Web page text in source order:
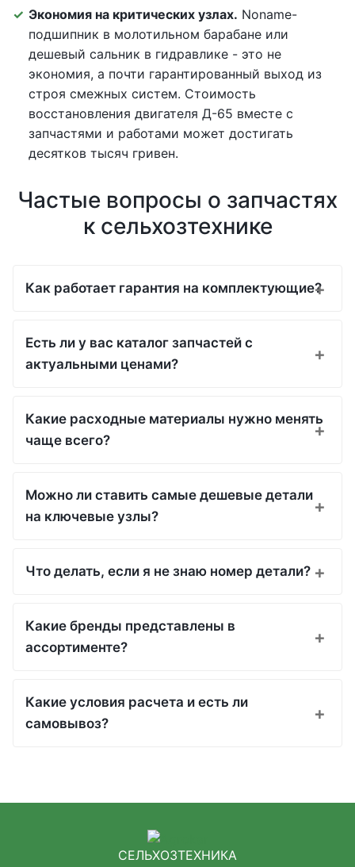
Экономия на критических узлах. Noname-
подшипник в молотильном барабане или
дешевый сальник в гидравлике - это не
экономия, а почти гарантированный выход из
строя смежных систем. Стоимость
восстановления двигателя Д-65 вместе с
запчастями и работами может достигать
десятков тысяч гривен.
Частые вопросы о запчастях
к сельхозтехнике
Как работает гарантия на комплектующие?
Есть ли у вас каталог запчастей с
актуальными ценами?
Какие расходные материалы нужно менять
чаще всего?
Можно ли ставить самые дешевые детали
на ключевые узлы?
Что делать, если я не знаю номер детали?
Какие бренды представлены в
ассортименте?
Какие условия расчета и есть ли
самовывоз?
СЕЛЬХОЗТЕХНИКА